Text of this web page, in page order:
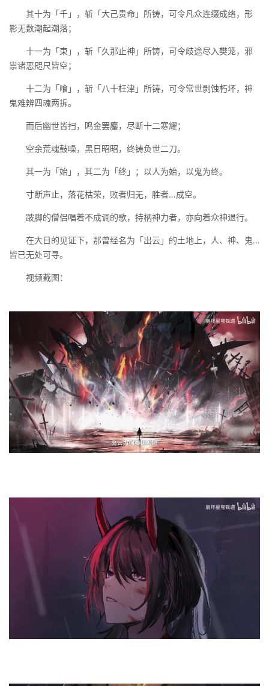
其十为「千」，斩「大己贵命」所铸，可令凡众连缀成络，形
影无数潮起潮落；
十一为「束」，斩「久那止神」所铸，可令歧途尽入樊笼，邪
祟诸恶咫尺皆空；
十二为「喰」，斩「八十枉津」所铸，可令常世剥蚀朽坏，神
鬼难辨四魂两拆。
而后幽世皆扫，鸣金罢鏖，尽断十二寒耀；
空余荒魂鼓噪，黑日昭昭，终铸负世二刀。
其一为「始」，其二为「终」；以人为始，以鬼为终。
寸断声止，落花枯荣，败者归无，胜者…成空。
跛脚的僧侣唱着不成调的歌，持柄神力者，亦向着众神退行。
在大日的见证下，那曾经名为「出云」的土地上，人、神、鬼…
皆已无处可寻。
视频截图：